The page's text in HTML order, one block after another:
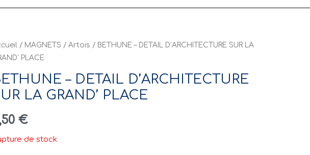
/ MAGNETS / Artois / BETHUNE – DETAIL D’ARCHITECTURE SUR LA
PLACE
– DETAIL D’ARCHITECTURE
LA GRAND’ PLACE
€
de stock